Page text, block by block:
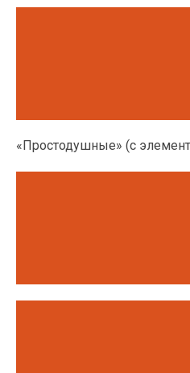
«Простодушные» (с